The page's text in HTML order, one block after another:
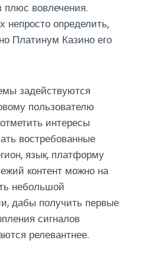
плюс вовлечения.
непросто определить,
Платинум Казино его
задействуются
пользователю
интересы
востребованные
язык, платформу
контент можно на
небольшой
дабы получить первые
сигналов
релевантнее.